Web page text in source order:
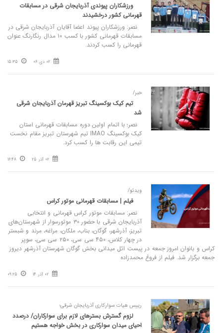
ورزشکاران پیوندی آذربایجان شرقی در مسابقات
قهرمانی کشور درخشیدند
نصر: ورزشکاران پیوند اعضا آقایان آذربایجان شرقی در
مسابقات قهرمانی کشور با کسب ۱۰ مدال رنگارنگ عنوان
قهرمانی را کسب کردند.
02 دی 06 15:35
خبر/
تیم کیک بوکسینگ تبریز قهرمان آذربایجان شرقی
شد
نصر؛ با اتمام اولین دوره مسابقات قهرمانی استان
کیک بوکسینگ IMAO تیم شهرستان تبریز مقام نخست
تیمی این رقابت ها را کسب کرد.
02 آذر 25 16:48
ویدئو/
فیلم | مسابقات قهرمانی موتور کراس
نصر: مسابقات موتور کراس قهرمانی و انتخابی
آذربایجان شرقی با حضور ۳۰ موتورسوار از شهرستان‌های
تبریز، آذرشهر، گوگان، بناب، ملکان، مراغه، مرند و شبستر
در چهار کلاس، ۴۵۰ سی سی، ۲۵۰ سی سی، سوپر
کراس و بانوان امروز جمعه در پیست ائل میدانی بخش گوگان شهرستان آذرشهر دیروز
جمعه برگزار شد. فیلم از فروغ محمدزاده
02 آذر 14 09:25
رییس هیات سوارکاری آذربایجان شرقی؛
لزوم گسترش بسترهای لازم برای سوارکاران/ درصدد
احیای میدان سوارکاری در بخش خواجه هستیم